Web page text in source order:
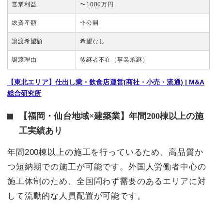
営業利益 〜1000万円
総資産額 非公開
譲渡希望額 希望なし
譲渡理由 後継者不在（事業承継）
【東北エリア】仕出し業・飲食店運営(商社・小売・流通) | M&A
総合研究所
【福岡・仙台地域×建築業】年間200棟以上の施
工実績あり
年間200棟以上の施工を行っているため、高品質か
つ短納期での施工が可能です。外国人労働者中心の
施工体制のため、全国問わず需要のあるエリアに対
して流動的な人員配置が可能です。